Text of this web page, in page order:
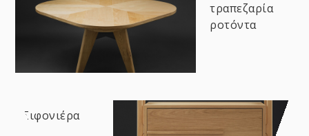
τραπεζαρία
ροτόντα
Σιφονιέρα